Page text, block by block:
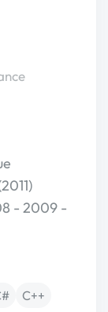
- 2009 -
C++